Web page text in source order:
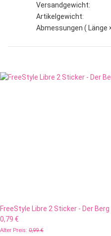
Versandgewicht:
Artikelgewicht:
Abmessungen ( Länge
FreeStyle Libre 2 Sticker - Der
0,79 €
Alter Preis: 0,99 €